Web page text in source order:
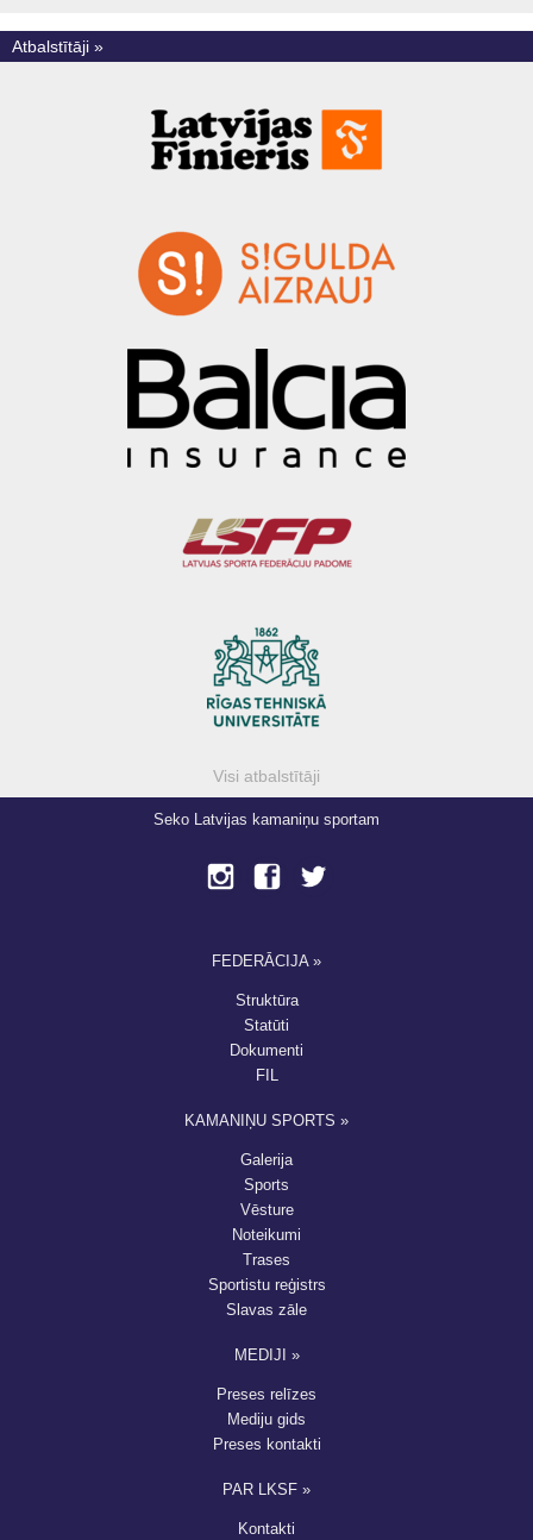
Atbalstītāji »
Visi atbalstītāji
Seko Latvijas kamaniņu sportam
FEDERĀCIJA »
Struktūra
Statūti
Dokumenti
FIL
KAMANIŅU SPORTS »
Galerija
Sports
Vēsture
Noteikumi
Trases
Sportistu reģistrs
Slavas zāle
MEDIJI »
Preses relīzes
Mediju gids
Preses kontakti
PAR LKSF »
Kontakti